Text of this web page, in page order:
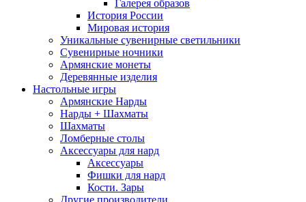
Галерея образов
История России
Мировая история
Уникальные сувенирные светильники
Сувенирные ночники
Армянские монеты
Деревянные изделия
Настольные игры
Армянские Нарды
Нарды + Шахматы
Шахматы
Ломберные столы
Аксессуары для нард
Аксессуары
Фишки для нард
Кости. Зары
Другие производители